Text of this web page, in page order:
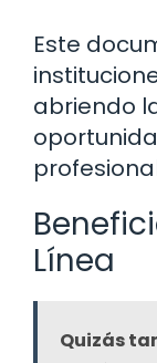
Este
abriendo
Línea
Quizás